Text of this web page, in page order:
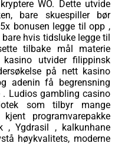
WO. Dette utvide
bare skuespiller bør
bonusen legge til opp ,
hvis tidsluke legge til
tilbake mål materie
utvider filippinsk
på nett kasino
adenin få begrensning
. Ludios gambling casino
som tilbyr mange
programvarepakke
, Ygdrasil , kalkunhane
høykvalitets, moderne